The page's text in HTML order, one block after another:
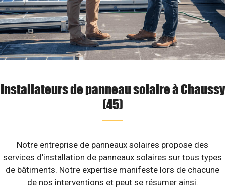
Installateurs de panneau solaire à Chaussy
(45)
Notre entreprise de panneaux solaires propose des
services d’installation de panneaux solaires sur tous types
de bâtiments. Notre expertise manifeste lors de chacune
de nos interventions et peut se résumer ainsi.